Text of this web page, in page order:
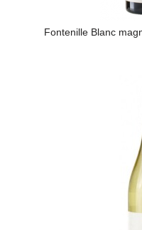
Fontenille Blanc